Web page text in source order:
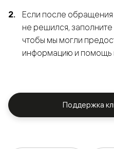
Если после
не решился,
чтобы мы могли
информацию и помощь
Поддержка